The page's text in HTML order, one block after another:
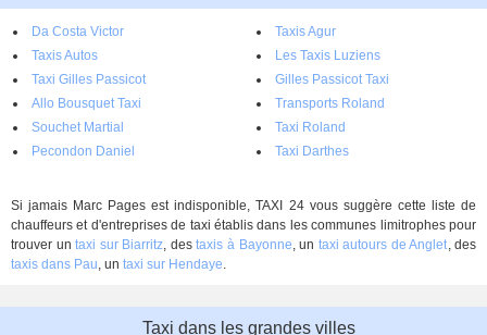
Da Costa Victor
Taxis Agur
Taxis Autos
Les Taxis Luziens
Taxi Gilles Passicot
Gilles Passicot Taxi
Allo Bousquet Taxi
Transports Roland
Souchet Martial
Taxi Roland
Pecondon Daniel
Taxi Darthes
Si jamais Marc Pages est indisponible, TAXI 24 vous suggère cette liste de
chauffeurs et d'entreprises de taxi établis dans les communes limitrophes pour
trouver untaxi sur Biarritz, destaxis à Bayonne, un taxi autours de Anglet, des
taxis dans Pau, un taxi sur Hendaye.
Taxi dans les grandes villes